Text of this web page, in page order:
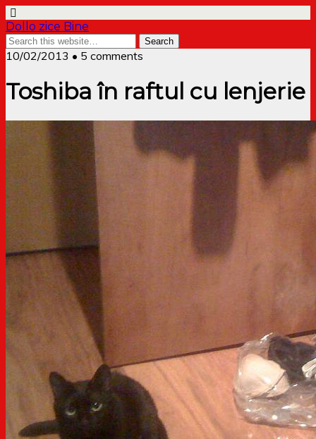
Dollo zice Bine
10/02/2013 • 5 comments
Toshiba în raftul cu lenjerie